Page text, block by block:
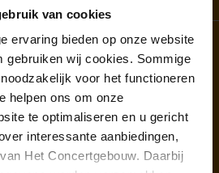
van cookies
ervaring bieden op onze website
gebruiken wij cookies. Sommige
voor het functioneren
helpen ons om onze
te optimaliseren en u gericht
interessante aanbiedingen,
Het Concertgebouw. Daarbij
kregen met hun VIP-KAART 50%
voor alle concerten in de
er exclusieve winnaarsconcerten
van de VriendenLoterij. Maar liefst
van deze editie van de